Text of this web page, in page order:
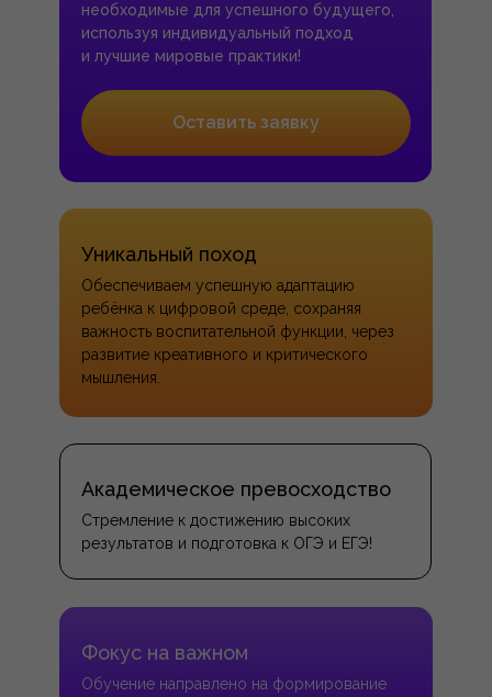
необходимые для успешного будущего,
используя индивидуальный подход
и лучшие мировые практики!
Оставить заявку
Фокус на важном
Обучение направлено на формирование
Академическое превосходство
Стремление к достижению высоких
результатов и подготовка к ОГЭ и ЕГЭ!
Уникальный поход
Обеспечиваем успешную адаптацию
ребёнка к цифровой среде, сохраняя
важность воспитательной функции, через
развитие креативного и критического
мышления.